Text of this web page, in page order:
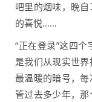
吧里的烟味，晚
的喜悦……
“正在登录”这四
是我们从现实世
最温暖的暗号，
管过去多少年，